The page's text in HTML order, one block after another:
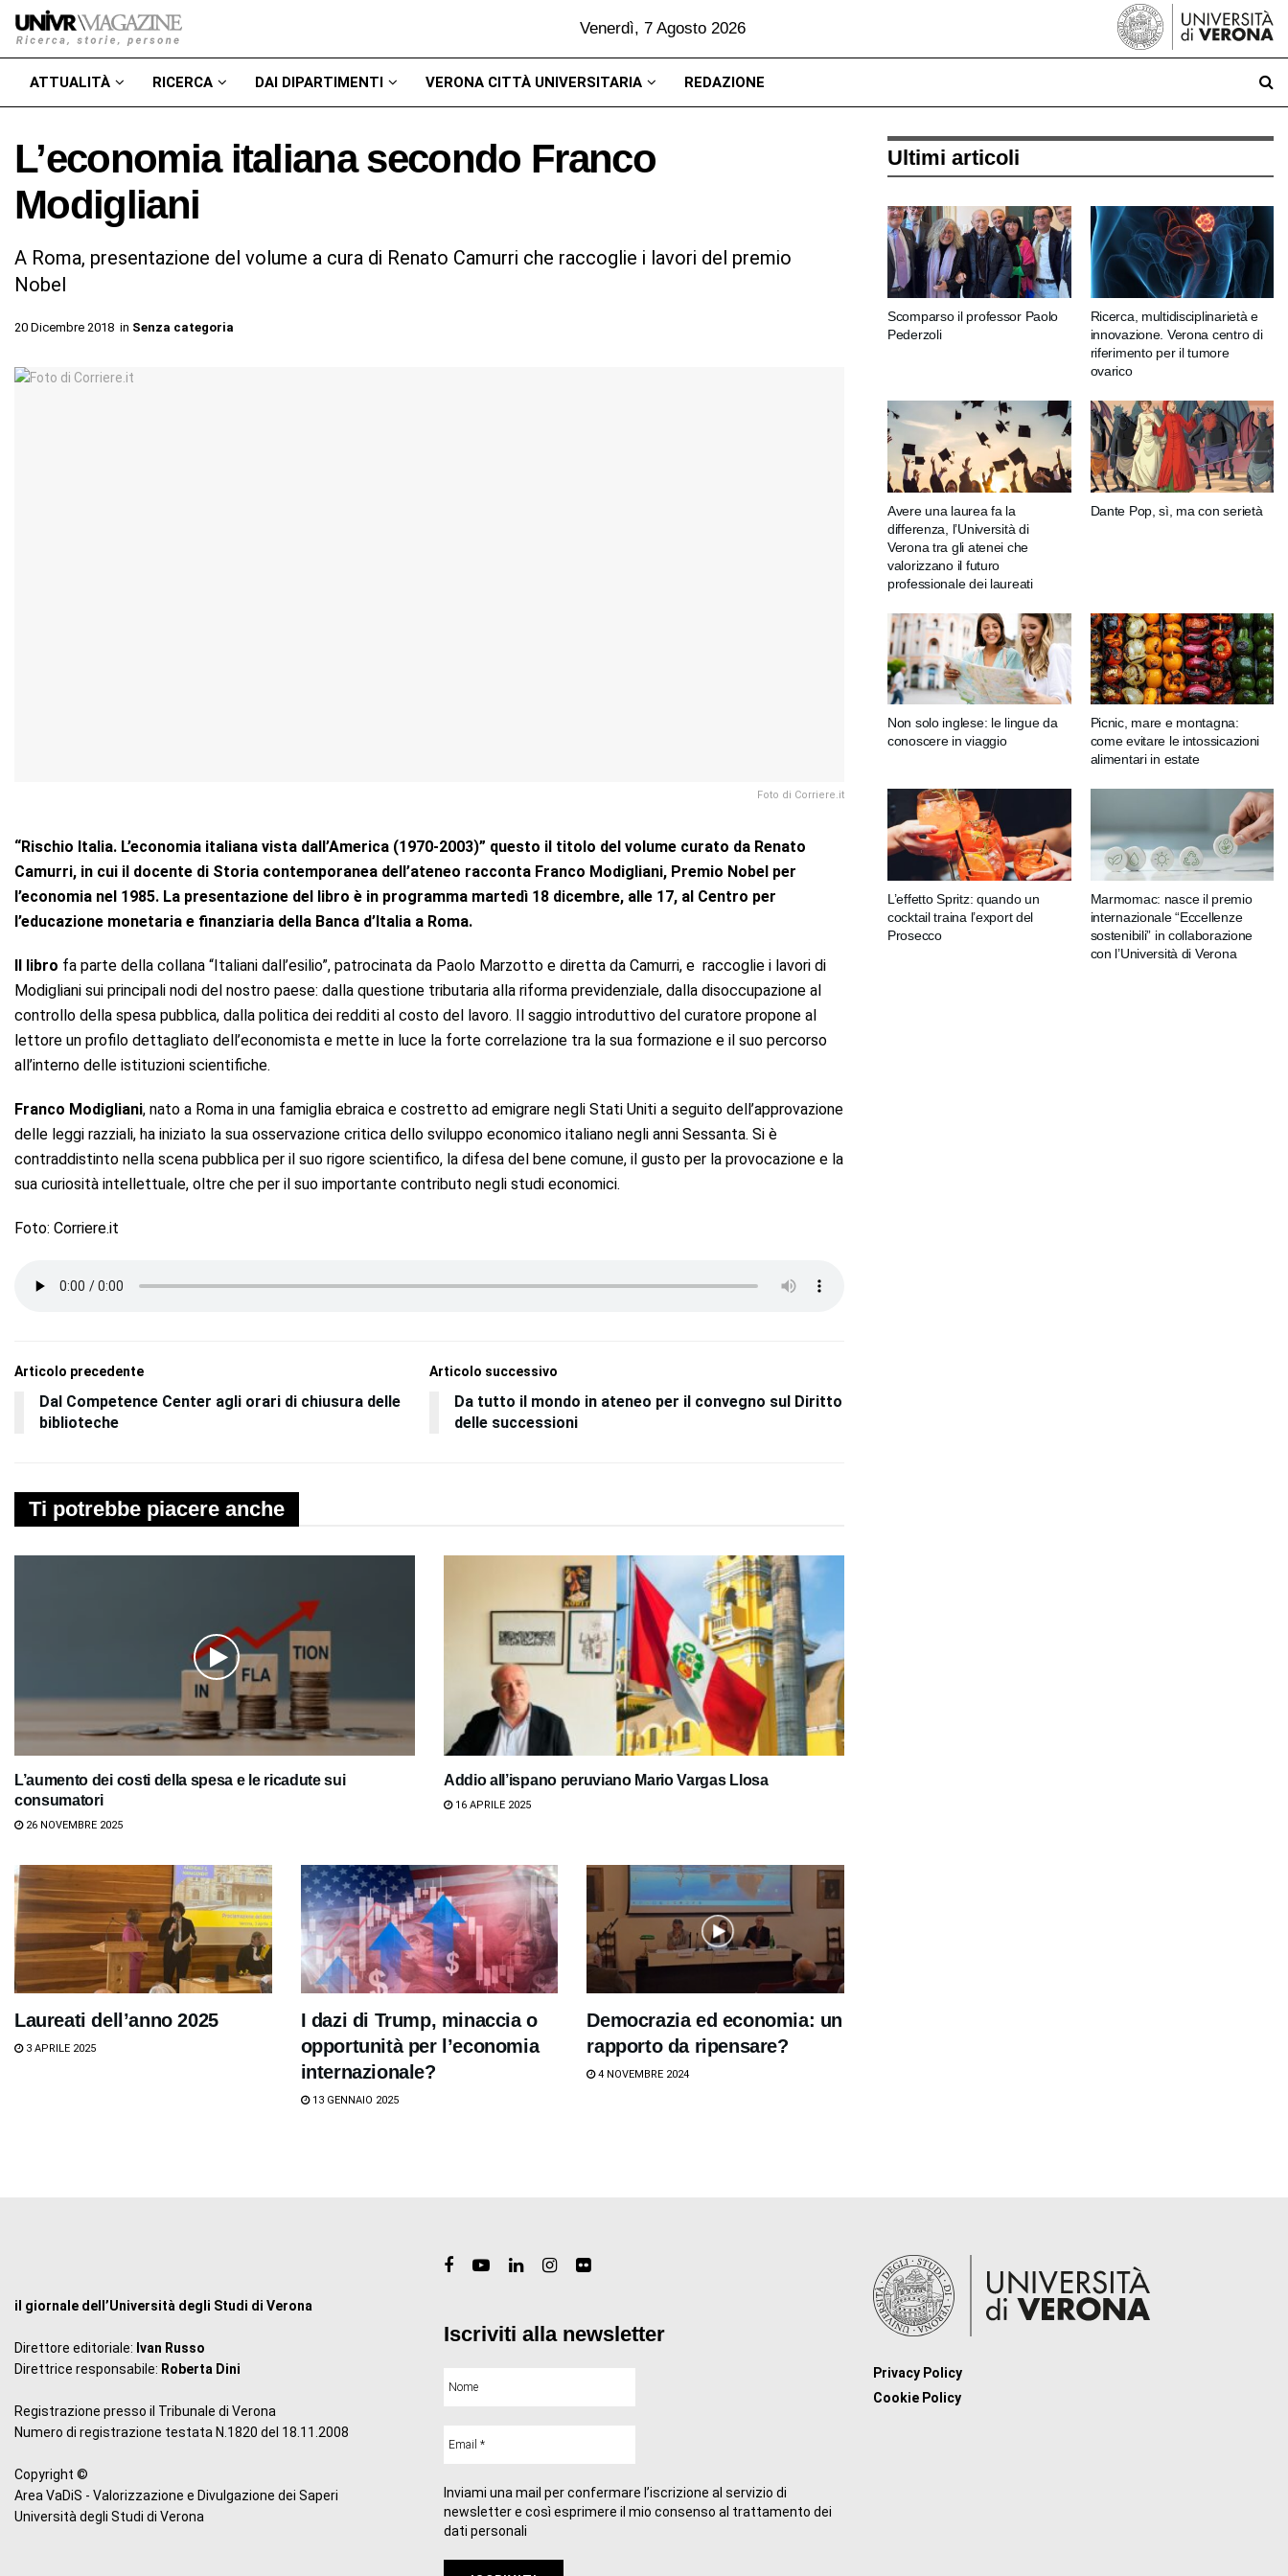
Venerdì, 7 Agosto 2026
ATTUALITÀ RICERCA DAI DIPARTIMENTI VERONA CITTÀ UNIVERSITARIA REDAZIONE
L’economia italiana secondo Franco
Modigliani
A Roma, presentazione del volume a cura di Renato Camurri che raccoglie i lavori del premio
Nobel
20 Dicembre 2018 in Senza categoria
Foto di Corriere.it
“Rischio Italia. L’economia italiana vista dall’America (1970-2003)” questo il titolo del volume curato da Renato
Camurri, in cui il docente di Storia contemporanea dell’ateneo racconta Franco Modigliani, Premio Nobel per
l’economia nel 1985. La presentazione del libro è in programma martedì 18 dicembre, alle 17, al Centro per
l’educazione monetaria e finanziaria della Banca d’Italia a Roma.
Il libro fa parte della collana “Italiani dall’esilio”, patrocinata da Paolo Marzotto e diretta da Camurri, e raccoglie i lavori di
Modigliani sui principali nodi del nostro paese: dalla questione tributaria alla riforma previdenziale, dalla disoccupazione al
controllo della spesa pubblica, dalla politica dei redditi al costo del lavoro. Il saggio introduttivo del curatore propone al
lettore un profilo dettagliato dell’economista e mette in luce la forte correlazione tra la sua formazione e il suo percorso
all’interno delle istituzioni scientifiche.
Franco Modigliani, nato a Roma in una famiglia ebraica e costretto ad emigrare negli Stati Uniti a seguito dell’approvazione
delle leggi razziali, ha iniziato la sua osservazione critica dello sviluppo economico italiano negli anni Sessanta. Si è
contraddistinto nella scena pubblica per il suo rigore scientifico, la difesa del bene comune, il gusto per la provocazione e la
sua curiosità intellettuale, oltre che per il suo importante contributo negli studi economici.
Foto: Corriere.it
Articolo precedente
Dal Competence Center agli orari di chiusura delle
biblioteche
Articolo successivo
Da tutto il mondo in ateneo per il convegno sul Diritto
delle successioni
Ti potrebbe piacere anche
L’aumento dei costi della spesa e le ricadute sui
consumatori
26 NOVEMBRE 2025
Addio all’ispano peruviano Mario Vargas Llosa
16 APRILE 2025
Laureati dell’anno 2025
3 APRILE 2025
I dazi di Trump, minaccia o
opportunità per l’economia
internazionale?
13 GENNAIO 2025
Democrazia ed economia: un
rapporto da ripensare?
4 NOVEMBRE 2024
Ultimi articoli
Scomparso il professor Paolo
Pederzoli
Ricerca, multidisciplinarietà e
innovazione. Verona centro di
riferimento per il tumore
ovarico
Avere una laurea fa la
differenza, l’Università di
Verona tra gli atenei che
valorizzano il futuro
professionale dei laureati
Dante Pop, sì, ma con serietà
Non solo inglese: le lingue da
conoscere in viaggio
Picnic, mare e montagna:
come evitare le intossicazioni
alimentari in estate
L’effetto Spritz: quando un
cocktail traina l’export del
Prosecco
Marmomac: nasce il premio
internazionale “Eccellenze
sostenibili” in collaborazione
con l’Università di Verona
il giornale dell’Università degli Studi di Verona
Direttore editoriale: Ivan Russo
Direttrice responsabile: Roberta Dini
Registrazione presso il Tribunale di Verona
Numero di registrazione testata N.1820 del 18.11.2008
Copyright ©
Area VaDiS - Valorizzazione e Divulgazione dei Saperi
Università degli Studi di Verona
Iscriviti alla newsletter
Inviami una mail per confermare l’iscrizione al servizio di
newsletter e così esprimere il mio consenso al trattamento dei
dati personali
Privacy Policy
Cookie Policy